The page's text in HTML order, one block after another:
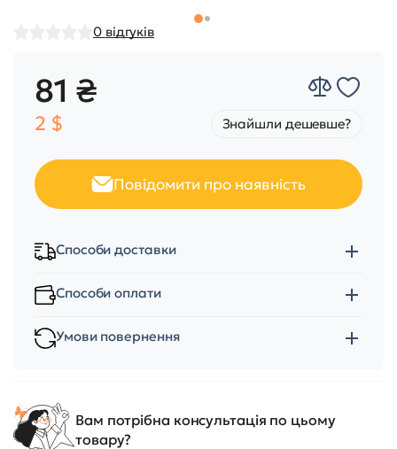
0 відгуків
81 ₴
2 $ Знайшли дешевше?
Повідомити про наявність
Способи доставки
Способи оплати
Умови повернення
Вам потрібна консультація по цьому
товару?